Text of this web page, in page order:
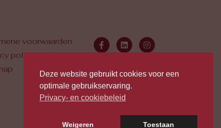
voorwaarden
policy
Deze website gebruikt cookies voor een
optimale gebruikservaring.
Privacy- en cookiebeleid
Weigeren Toestaan